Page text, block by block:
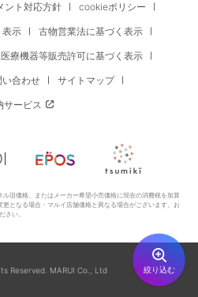
ント対応方針 cookieポリシー
表示 古物営業法に基づく表示
療機器等販売許可に基づく表示
い合わせ サイトマップ
サービス
旧価格、またはメーカー希望小売価格に現在の消費税を加算
となる場合・マルイ店舗価格と異なる場合がございます。お
さい。
Reserved. MARUI Co., Ltd 絞り込む